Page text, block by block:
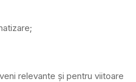
relevante și pentru viitoare